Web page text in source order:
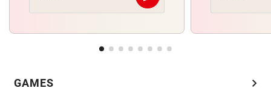
GAMES chevron_right